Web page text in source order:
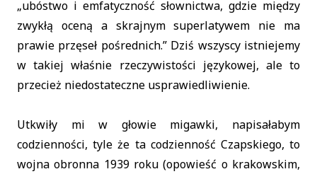
„ubóstwo i emfatyczność słownictwa, gdzie między
zwykłą oceną a skrajnym superlatywem nie ma
prawie przęseł pośrednich.” Dziś wszyscy istniejemy
w takiej właśnie rzeczywistości językowej, ale to
przecież niedostateczne usprawiedliwienie.
Utkwiły mi w głowie migawki, napisałabym
codzienności, tyle że ta codzienność Czapskiego, to
wojna obronna 1939 roku (opowieść o krakowskim,